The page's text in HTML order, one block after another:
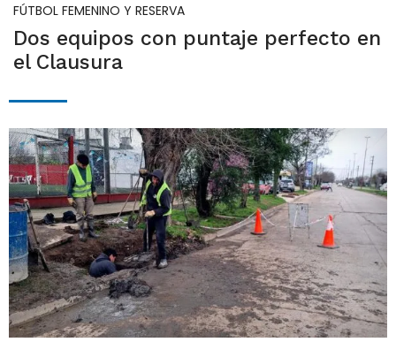
FÚTBOL FEMENINO Y RESERVA
Dos equipos con puntaje perfecto en
el Clausura